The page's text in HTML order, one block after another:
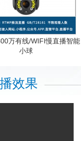
万有线/WIFI慢直播智能
小球
效果